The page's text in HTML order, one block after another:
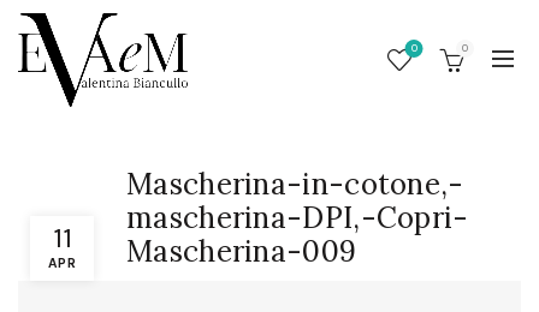
0 0
11
APR
Mascherina-in-cotone,-
mascherina-DPI,-Copri-
Mascherina-009